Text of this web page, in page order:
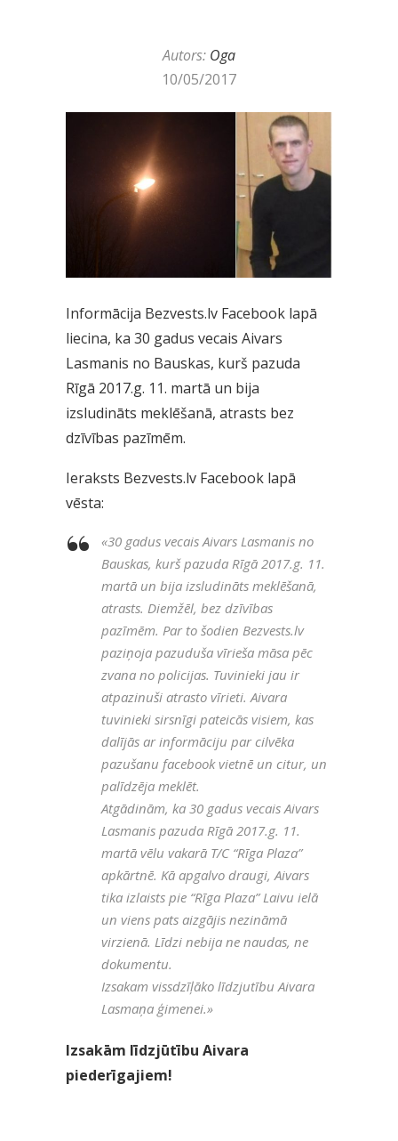
Autors: Oga
10/05/2017
Informācija Bezvests.lv Facebook lapā
liecina, ka 30 gadus vecais Aivars
Lasmanis no Bauskas, kurš pazuda
Rīgā 2017.g. 11. martā un bija
izsludināts meklēšanā, atrasts bez
dzīvības pazīmēm.
Ieraksts Bezvests.lv Facebook lapā
vēsta:
«30 gadus vecais Aivars Lasmanis no
Bauskas, kurš pazuda Rīgā 2017.g. 11.
martā un bija izsludināts meklēšanā,
atrasts. Diemžēl, bez dzīvības
pazīmēm. Par to šodien Bezvests.lv
paziņoja pazuduša vīrieša māsa pēc
zvana no policijas. Tuvinieki jau ir
atpazinuši atrasto vīrieti. Aivara
tuvinieki sirsnīgi pateicās visiem, kas
dalījās ar informāciju par cilvēka
pazušanu facebook vietnē un citur, un
palīdzēja meklēt.
Atgādinām, ka 30 gadus vecais Aivars
Lasmanis pazuda Rīgā 2017.g. 11.
martā vēlu vakarā T/C “Rīga Plaza”
apkārtnē. Kā apgalvo draugi, Aivars
tika izlaists pie “Rīga Plaza” Laivu ielā
un viens pats aizgājis nezināmā
virzienā. Līdzi nebija ne naudas, ne
dokumentu.
Izsakam vissdzīļāko līdzjutību Aivara
Lasmaņa ģimenei.»
Izsakām līdzjūtību Aivara
piederīgajiem!